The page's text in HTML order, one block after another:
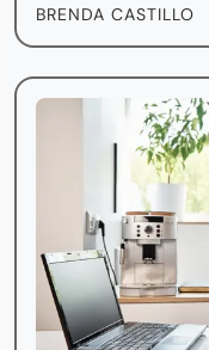
BRENDA CASTILLO